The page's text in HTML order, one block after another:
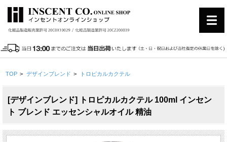
TOP > デザインブレンド > トロピカルカクテル
[デザインブレンド] トロピカルカクテル 100ml インセン
ト ブレンド エッセンシャルオイル 精油